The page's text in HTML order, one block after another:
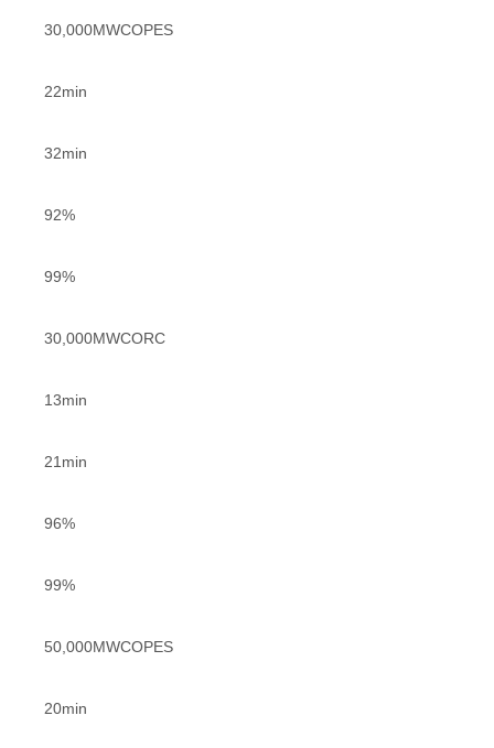
30,000MWCOPES
22min
32min
92%
99%
30,000MWCORC
13min
21min
96%
99%
50,000MWCOPES
20min